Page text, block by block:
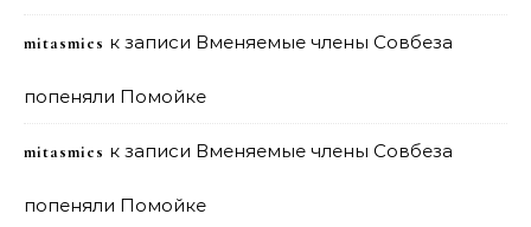
mitasmies к записи Вменяемые члены Совбеза
попеняли Помойке
mitasmies к записи Вменяемые члены Совбеза
попеняли Помойке